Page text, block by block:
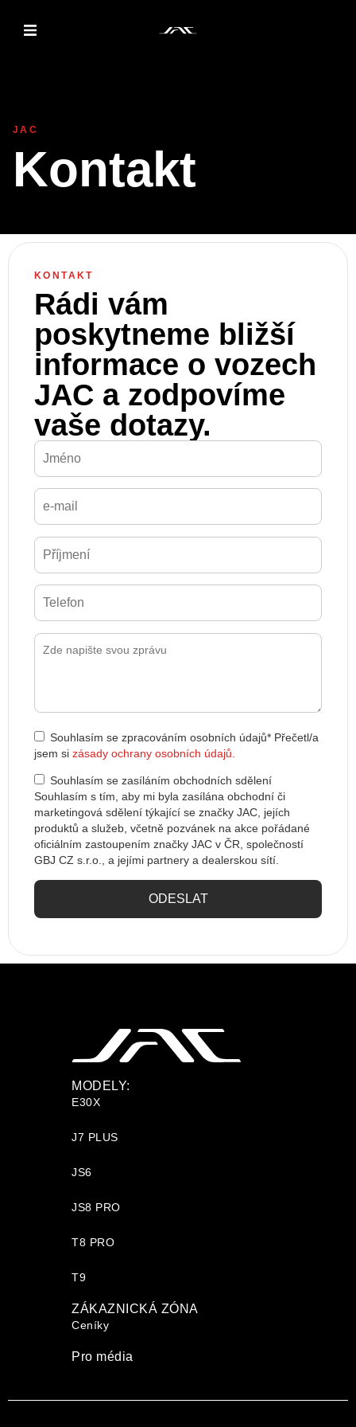
PRO MAJITELE
PRODEJCI
KONTAKT
JAC
Kontakt
KONTAKT
Rádi vám
poskytneme bližší
informace o vozech
JAC a zodpovíme
vaše dotazy.​
Souhlasím se zpracováním osobních údajů*​ Přečetl/a
jsem si zásady ochrany osobních údajů.
Souhlasím se zasíláním obchodních sdělení​
Souhlasím s tím, aby mi byla zasílána obchodní či
marketingová sdělení týkající se značky JAC, jejích
produktů a služeb, včetně pozvánek na akce pořádané
oficiálním zastoupením značky JAC v ČR, společností
GBJ CZ s.r.o., a jejími partnery a dealerskou sítí.
MODELY:
E30X
J7 PLUS
JS6
JS8 PRO
T8 PRO
T9
ZÁKAZNICKÁ ZÓNA
Ceníky
Pro média